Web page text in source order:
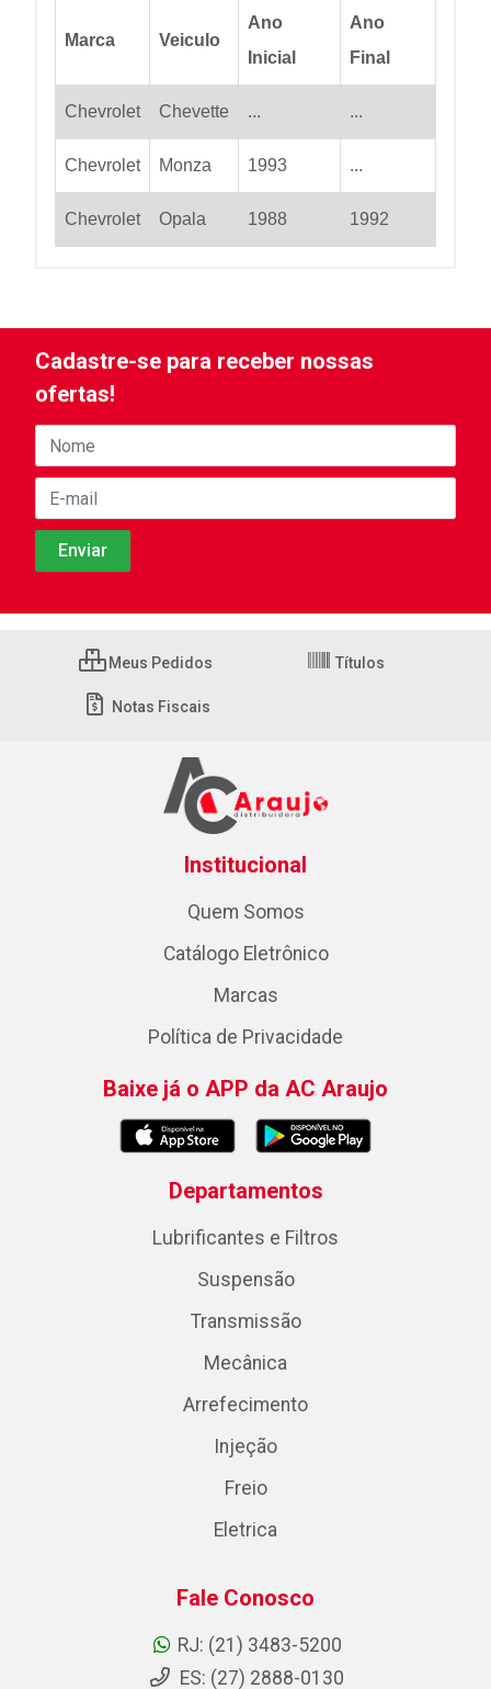
Marca Veiculo
Ano
Inicial
Ano
Final
Chevrolet Chevette ... ...
Chevrolet Monza 1993 ...
Chevrolet Opala 1988 1992
Cadastre-se para receber nossas
ofertas!
Meus Pedidos Títulos
Notas Fiscais
Institucional
Quem Somos
Catálogo Eletrônico
Marcas
Política de Privacidade
Baixe já o APP da AC Araujo
Departamentos
Lubrificantes e Filtros
Suspensão
Transmissão
Mecânica
Arrefecimento
Injeção
Freio
Eletrica
Fale Conosco
RJ: (21) 3483-5200
ES: (27) 2888-0130